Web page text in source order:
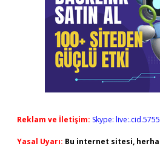
Reklam ve İletişim: Skype:
Yasal Uyarı: Bu internet sitesi,